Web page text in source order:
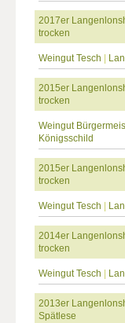
2017er
trocken
Weingut Tesch
2015er
trocken
Weingut
Königsschild
2015er
trocken
Weingut Tesch
2014er
trocken
Weingut Tesch
2013er
Spätlese